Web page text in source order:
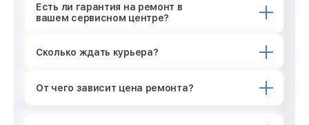
Есть ли гарантия на ремонт в
вашем сервисном центре?
Сколько ждать курьера?
От чего зависит цена ремонта?